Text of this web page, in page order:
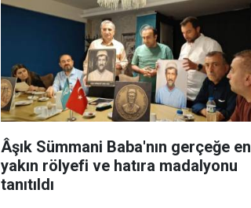
Âşık Sümmani Baba'nın gerçeğe en
yakın rölyefi ve hatıra madalyonu
tanıtıldı